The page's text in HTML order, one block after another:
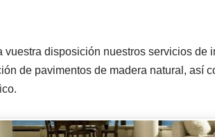
vuestra disposición nuestros servicios de
de pavimentos de madera natural, así